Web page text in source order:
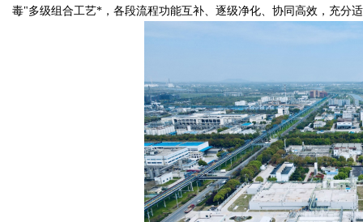
毒"多级组合工艺*，各段流程功能互补、逐级净化、协同高效，充分